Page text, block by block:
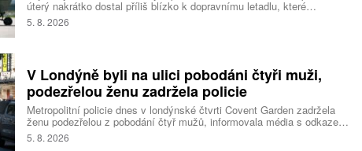
úterý nakrátko dostal příliš blízko k dopravnímu letadlu, které
startovalo z washingtonského letiště Ronalda Reagana, uvedl dnes
americký Federální úřad pro letectví (FAA). Podle Bílého domu Trump
jestli zahájí vyšetřování.
5. 8. 2026
V Londýně byli na ulici pobodáni čtyři muži,
podezřelou ženu zadržela policie
Metropolitní policie dnes v londýnské čtvrti Covent Garden zadržela
ženu podezřelou z pobodání čtyř mužů, informovala média s odkazem
na místní úřady. Mluvčí londýnské záchranné služby uvedl, že čtyři
pacienti byli ošetřeni na místě a převezeni do nedalekého
5. 8. 2026